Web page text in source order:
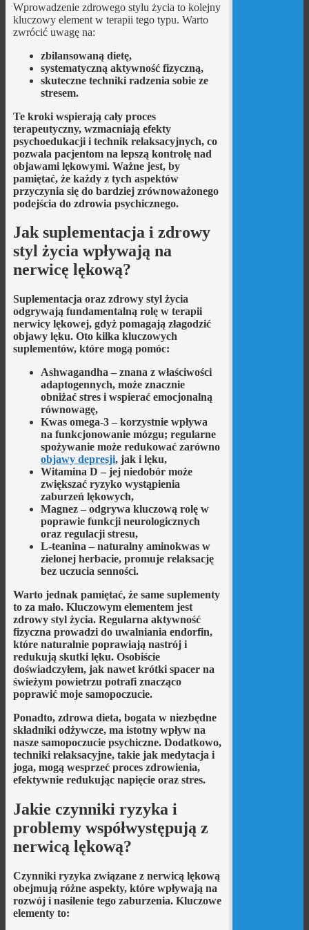
Wprowadzenie zdrowego stylu życia to kolejny
kluczowy element w terapii tego typu. Warto
zwrócić uwagę na:
zbilansowaną dietę,
systematyczną aktywność fizyczną,
skuteczne techniki radzenia sobie ze
stresem.
Te kroki wspierają cały proces
terapeutyczny, wzmacniają efekty
psychoedukacji i technik relaksacyjnych, co
pozwala pacjentom na lepszą kontrolę nad
objawami lękowymi. Ważne jest, by
pamiętać, że każdy z tych aspektów
przyczynia się do bardziej zrównoważonego
podejścia do zdrowia psychicznego.
Jak suplementacja i zdrowy
styl życia wpływają na
nerwicę lękową?
Suplementacja oraz zdrowy styl życia
odgrywają fundamentalną rolę w terapii
nerwicy lękowej, gdyż pomagają złagodzić
objawy lęku. Oto kilka kluczowych
suplementów, które mogą pomóc:
Ashwagandha – znana z właściwości
adaptogennych, może znacznie
obniżać stres i wspierać emocjonalną
równowagę,
Kwas omega-3– korzystnie wpływa
na funkcjonowanie mózgu; regularne
spożywanie może redukować zarówno
objawy depresji, jak i lęku,
Witamina D – jej niedobór może
zwiększać ryzyko wystąpienia
zaburzeń lękowych,
Magnez– odgrywa kluczową rolę w
poprawie funkcji neurologicznych
oraz regulacji stresu,
L-teanina – naturalny aminokwas w
zielonej herbacie, promuje relaksację
bez uczucia senności.
Warto jednak pamiętać, że same suplementy
to za mało. Kluczowym elementem jest
zdrowy styl życia. Regularna aktywność
fizyczna prowadzi do uwalniania endorfin,
które naturalnie poprawiają nastrój i
redukują skutki lęku. Osobiście
doświadczyłem, jak nawet krótki spacer na
świeżym powietrzu potrafi znacząco
poprawić moje samopoczucie.
Ponadto, zdrowa dieta, bogata w niezbędne
składniki odżywcze, ma istotny wpływ na
nasze samopoczucie psychiczne. Dodatkowo,
techniki relaksacyjne, takie jak medytacja i
joga, mogą wesprzeć proces zdrowienia,
efektywnie redukując napięcie oraz stres.
Jakie czynniki ryzyka i
problemy współwystępują z
nerwicą lękową?
Czynniki ryzyka związane z nerwicą lękową
obejmują różne aspekty, które wpływają na
rozwój i nasilenie tego zaburzenia. Kluczowe
elementy to: